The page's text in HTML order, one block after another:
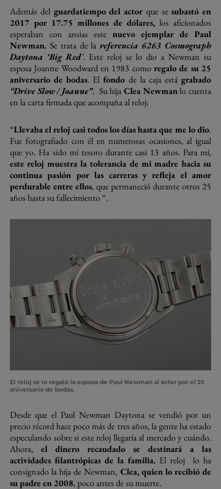
Además del guardatiempo del actorque sesubastó en
2017 por 17.75 millones de dólares,los aficionados
esperaban con ansias este nuevo ejemplar de Paul
Newman. Se trata de lareferencia 6263 Cosmograph
Daytona ‘Big Red’. Este reloj se lo dio a Newman su
esposa Joanne Woodward en 1983 como regalo de su 25
aniversario de bodas. Elfondo de la caja estágrabado
“Drive Slow / Joanne”. Su hija Clea Newmanlo cuenta
en la carta firmada que acompaña al reloj:
“Llevaba el reloj casi todos los días hasta que me lo dio.
Fue fotografiado con él en numerosas ocasiones, al igual
que yo. Ha sido mi tesoro durante casi 13 años. Para mí,
este reloj muestra la tolerancia de mi madre hacia su
continua pasión por las carreras y refleja el amor
perdurable entre ellos, que permaneció durante otros 25
años hasta su fallecimiento “.
El reloj se lo regaló la esposa de Paul Newman al actor por el 25
aniversario de bodas.
Desde que el Paul Newman Daytona se vendió por un
precio récord hace poco más de tres años,la gente ha estado
especulando sobre si este reloj llegaría al mercado y cuándo.
Ahora, el dinero recaudado se destinará a las
actividades filantrópicas de la familia. El reloj
lo ha
consignado la hija de Newman, Clea, quien lo recibió de
su padre en 2008, poco antes de su muerte.